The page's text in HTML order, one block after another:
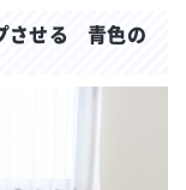
させる 青色の